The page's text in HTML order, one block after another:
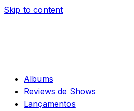
Skip to content
Albums
Reviews de Shows
Lançamentos